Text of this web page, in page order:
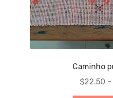
Caminho
$22.50 –